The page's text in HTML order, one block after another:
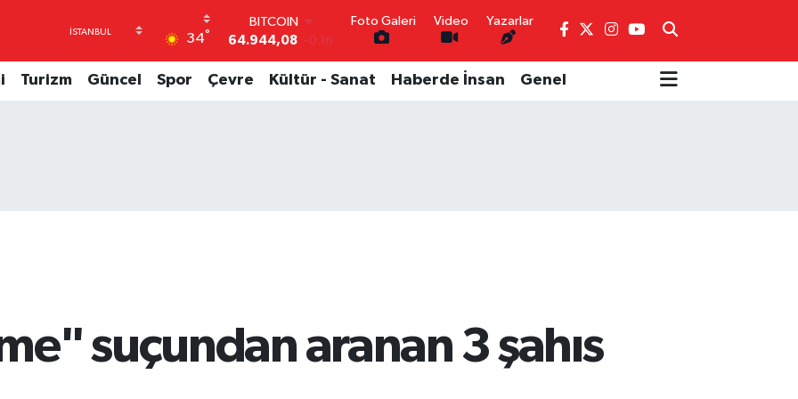
34°
DOLAR
47,7436
0.18
EURO
55,2510 0.32
Foto Galeri Video Yazarlar
Turizm Güncel Spor Çevre Kültür - Sanat Haberde İnsan Genel
suçundan aranan 3 şahıs